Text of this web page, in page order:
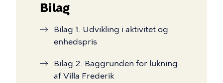
Bilag
Bilag 1. Udvikling i aktivitet og
enhedspris
Bilag 2. Baggrunden for lukning
af Villa Frederik